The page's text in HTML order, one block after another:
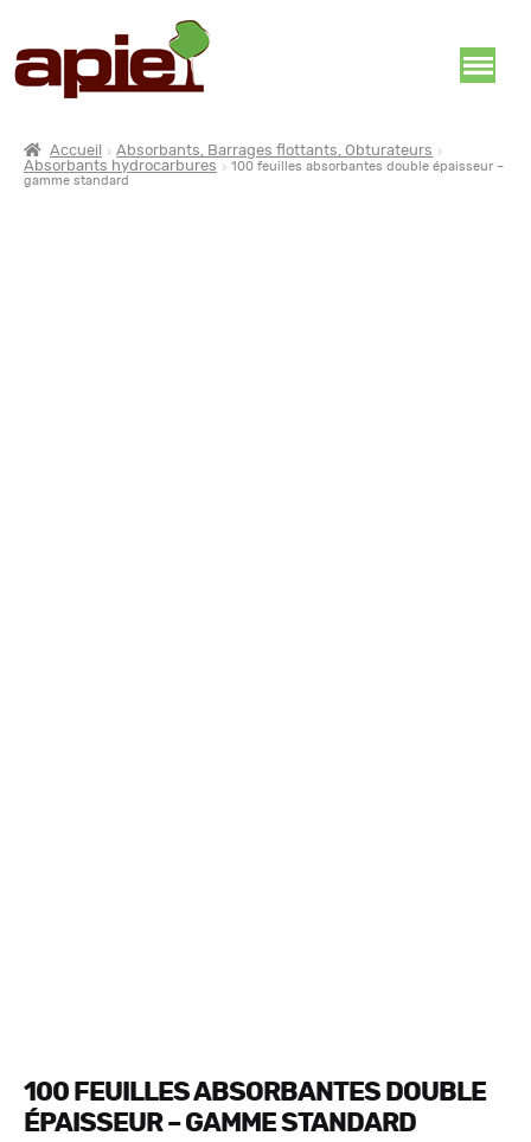
Accueil
Absorbants, Barrages flottants, Obturateurs
Absorbants hydrocarbures
100 feuilles absorbantes double épaisseur –
gamme standard
100 FEUILLES ABSORBANTES DOUBLE
ÉPAISSEUR – GAMME STANDARD